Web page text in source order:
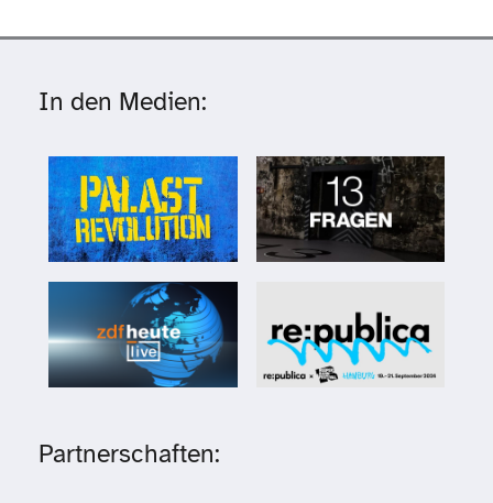
In den Medien:
Partnerschaften: